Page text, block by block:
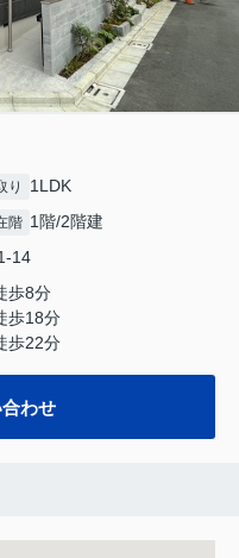
り 1LDK
階 1階/2階建
14
歩8分
歩18分
歩22分
わせ